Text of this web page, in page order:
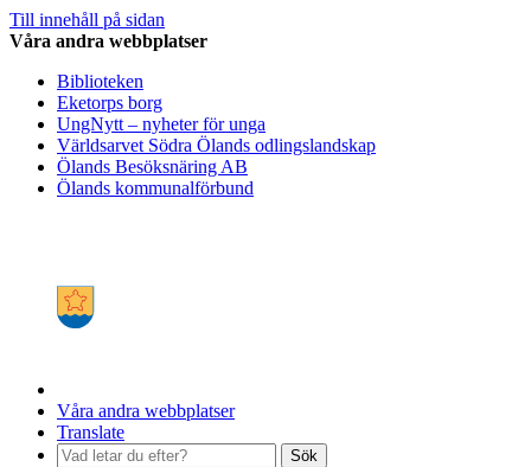
Till innehåll på sidan
Våra andra webbplatser
Biblioteken
Eketorps borg
UngNytt – nyheter för unga
Världsarvet Södra Ölands odlingslandskap
Ölands Besöksnäring AB
Ölands kommunalförbund
Våra andra webbplatser
Translate
Sök